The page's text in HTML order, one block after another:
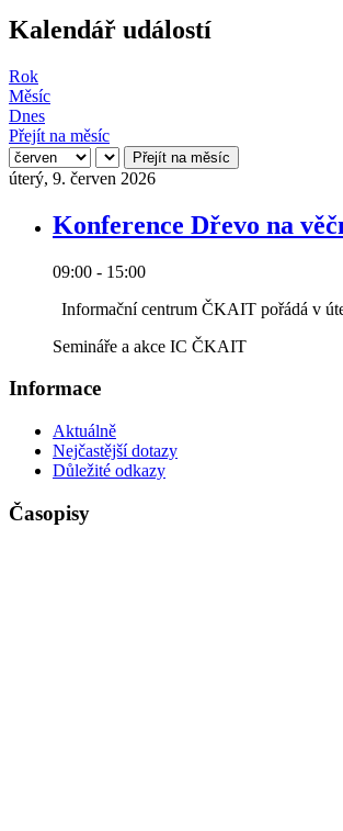
Kalendář událostí
Rok
Měsíc
Dnes
Přejít na měsíc
Přejít na měsíc
úterý, 9. červen 2026
Konference Dřevo na
09:00 - 15:00
Informační centrum ČKAIT pořádá v
Semináře a akce IC ČKAIT
Informace
Aktuálně
Nejčastější dotazy
Důležité odkazy
Časopisy